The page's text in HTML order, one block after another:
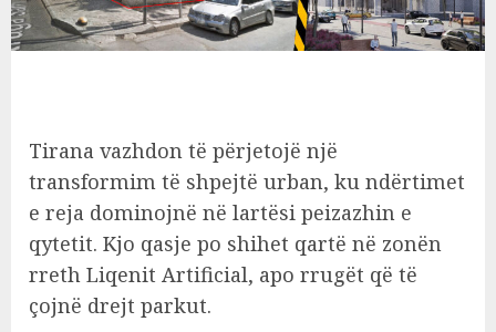
Tirana vazhdon të përjetojë një
transformim të shpejtë urban, ku ndërtimet
e reja dominojnë në lartësi peizazhin e
qytetit. Kjo qasje po shihet qartë në zonën
rreth Liqenit Artificial, apo rrugët që të
çojnë drejt parkut.